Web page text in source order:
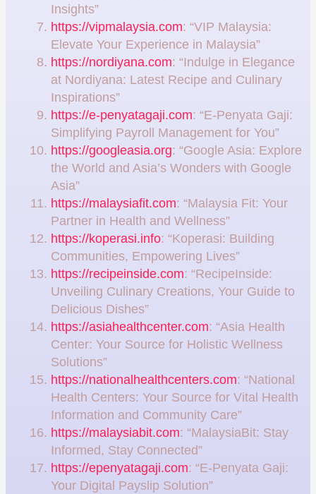
Insights”
https://vipmalaysia.com: “VIP Malaysia:
Elevate Your Experience in Malaysia”
https://nordiyana.com: “Indulge in Elegance
at Nordiyana: Latest Recipe and Culinary
Inspirations”
https://e-penyatagaji.com: “E-Penyata Gaji:
Simplifying Payroll Management for You”
https://googleasia.org: “Google Asia: Explore
the World and Asia’s Wonders with Google
Asia”
https://malaysiafit.com: “Malaysia Fit: Your
Partner in Health and Wellness”
https://koperasi.info: “Koperasi: Building
Communities, Empowering Lives”
https://recipeinside.com: “RecipeInside:
Unveiling Culinary Creations, Your Guide to
Delicious Dishes”
https://asiahealthcenter.com: “Asia Health
Center: Your Source for Holistic Wellness
Solutions”
https://nationalhealthcenters.com: “National
Health Centers: Your Source for Vital Health
Information and Community Care”
https://malaysiabit.com: “MalaysiaBit: Stay
Informed, Stay Connected”
https://epenyatagaji.com: “E-Penyata Gaji:
Your Digital Payslip Solution”